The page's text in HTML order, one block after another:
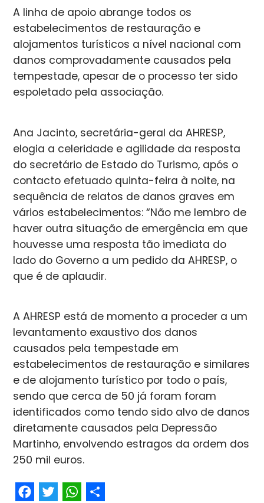
A linha de apoio abrange todos os
estabelecimentos de restauração e
alojamentos turísticos a nível nacional com
danos comprovadamente causados pela
tempestade, apesar de o processo ter sido
espoletado pela associação.
Ana Jacinto, secretária-geral da AHRESP,
elogia a celeridade e agilidade da resposta
do secretário de Estado do Turismo, após o
contacto efetuado quinta-feira à noite, na
sequência de relatos de danos graves em
vários estabelecimentos: “Não me lembro de
haver outra situação de emergência em que
houvesse uma resposta tão imediata do
lado do Governo a um pedido da AHRESP, o
que é de aplaudir.
A AHRESP está de momento a proceder a um
levantamento exaustivo dos danos
causados pela tempestade em
estabelecimentos de restauração e similares
e de alojamento turístico por todo o país,
sendo que cerca de 50 já foram foram
identificados como tendo sido alvo de danos
diretamente causados pela Depressão
Martinho, envolvendo estragos da ordem dos
250 mil euros.
Facebook
TwitterWhatsApp